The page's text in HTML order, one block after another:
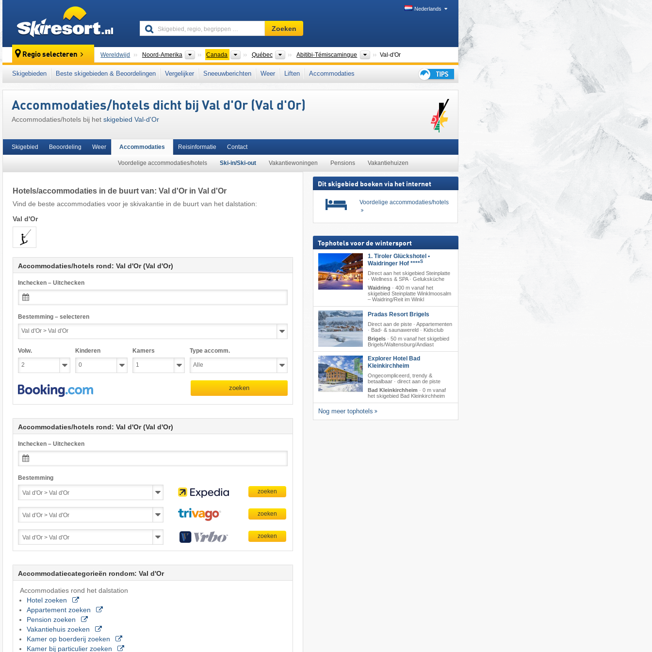
Nederlands
Skigebied,
regio,
…
Zoeken
Regio selecteren Wereldwijd Noord-Amerika Continenten
Canada LandenQuébec Provincies
Abitibi-Témiscamingue Regio's
Val-d'Or
Dit skigebied ligt ook in: Atlantic Canada, Centraal-Canada Oost-Canada
Skigebieden Beste skigebieden & Beoordelingen Vergelijker Sneeuwberichten Weer Liften
Accommodaties
skivakantie
Accommodaties/hotels dicht bij Val d'Or (Val d'Or)
Accommodaties/hotels bij het skigebied Val-d'Or
Skigebied Beoordeling Weer Accommodaties
Voordelige accommodaties/hotels Ski-in/Ski-out Vakantiewoningen Pensions Vakantiehuizen
Reisinformatie Contact
Hotels/accommodaties in de buurt van: Val d'Or in Val d'Or
Vind de beste accommodaties voor je skivakantie in de buurt van het dalstation:
Val d'Or
Accommodaties/hotels rond: Val d'Or (Val d'Or)
Inchecken – Uitchecken
Bestemming – selecteren
Volw. Kinderen Kamers Type accomm.
zoeken
Accommodaties/hotels rond: Val d'Or (Val d'Or)
Inchecken – Uitchecken
Bestemming
Accommodatiecategorieën rondom: Val d'Or
Accommodaties rond het dalstation
Hotel zoeken
Appartement zoeken
Pension zoeken
Vakantiehuis zoeken
Kamer op boerderij zoeken
Kamer bij particulier zoeken
Dit skigebied boeken via het internet
Voordelige accommodaties/hotels
Tophotels voor de wintersport
1. Tiroler Glückshotel •
Waidringer Hof ****S
Direct aan het skigebied Steinplatte
· Wellness & SPA · Geluksküche
Waidring · 400 m vanaf het
skigebied Steinplatte Winklmoosalm
– Waidring/​Reit im Winkl
Pradas Resort Brigels
Direct aan de piste · Appartementen
· Bad- & saunawereld · Kidsclub
Brigels· 50 m vanaf het skigebied
Brigels/​Waltensburg/​Andiast
Explorer Hotel Bad
Kleinkirchheim
Ongecompliceerd, trendy &
betaalbaar · direct aan de piste
Bad Kleinkirchheim · 0 m vanaf
het skigebied Bad Kleinkirchheim
Nog meer tophotels